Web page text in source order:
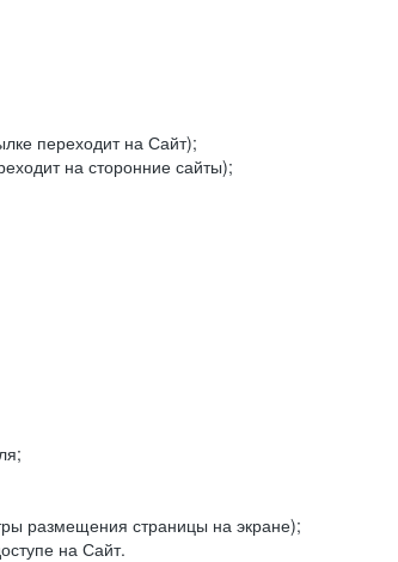
переходит на Сайт);
на сторонние сайты);
размещения страницы на экране);
на Сайт.